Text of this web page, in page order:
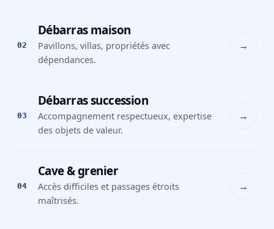
02
Débarras maison
Pavillons, villas, propriétés avec
dépendances.
→
03
Débarras succession
Accompagnement respectueux, expertise
des objets de valeur.
→
04
Cave & grenier
Accès difficiles et passages étroits
maîtrisés.
→